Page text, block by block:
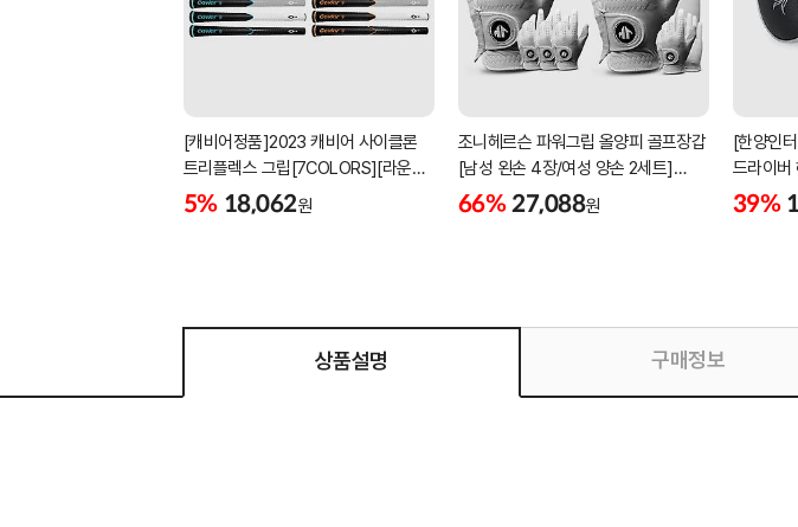
[캐비어정품]2023 캐비어 사이클론
트리플렉스 그립[7COLORS][라운드]
[39g/42g/46g/50g][R/S 토크]
5% 18,062원
조니헤르슨 파워그립 올양피 골프장갑
[남성 왼손 4장/여성 양손 2세트]
[화이트][케이스포함]
66% 27,088원
[한양인
드라이버
[HD-
39%
상품설명 구매정보